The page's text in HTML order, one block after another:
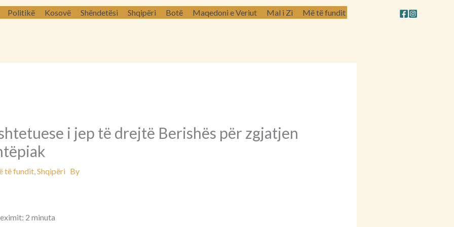
Politikë Kosovë Shëndetësi Shqipëri Botë Maqedoni e Veriut Mal i Zi Më të fundit
i jep të drejtë Berishës për zgjatjen
të fundit,ShqipëriBy
2 minuta